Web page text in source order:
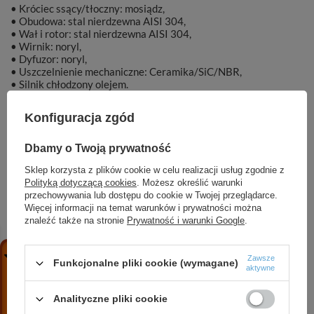
• Króciec ssący/tłoczny: mosiądz,
• Obudowa: stal nierdzewna AISI 304,
• Wał i rotor: stal nierdzewna AISI 304,
• Wirnik: noryl,
• Dyfuzor: noryl,
• Uszczelnienie mechaniczne: Ceramika/SiC/NBR,
• Silnik chłodzony olejem.
Symbol OPA000778
ZOBACZ RÓWNIEŻ
KBFU 80-2.2 T (2,2 kW, 400 V) pompa szlamowa
Konfiguracja zgód
Dbamy o Twoją prywatność
Sklep korzysta z plików cookie w celu realizacji usług zgodnie z
Polityką dotyczącą cookies. Możesz określić warunki
przechowywania lub dostępu do cookie w Twojej przeglądarce.
Więcej informacji na temat warunków i prywatności można
znaleźć także na stronie Prywatność i warunki Google.
Funkcjonalne pliki cookie (wymagane)
Zawsze
aktywne
Analityczne pliki cookie